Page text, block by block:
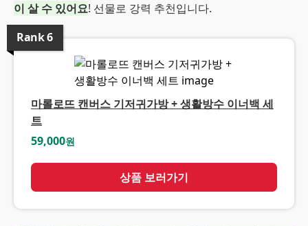
이 살 수 있어요! 선물로 강력 추천입니다.
Rank6
마롤로뜨 캔버스 기저귀가방 + 생활방수 이너백 세
트
59,000원
상품 보러가기